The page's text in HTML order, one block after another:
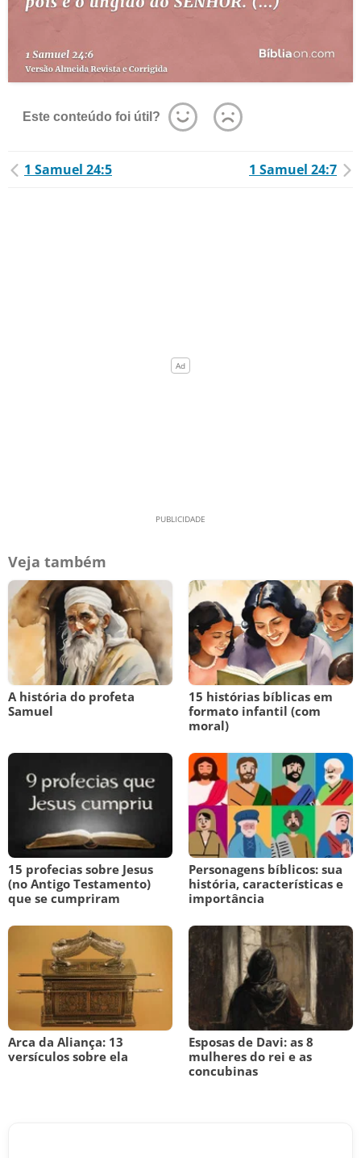
Este conteúdo foi útil?
1 Samuel 24:5 1 Samuel 24:7
Veja também
A história do profeta
Samuel
15 histórias bíblicas em
formato infantil (com
moral)
15 profecias sobre Jesus
(no Antigo Testamento)
que se cumpriram
Personagens bíblicos: sua
história, características e
importância
Arca da Aliança: 13
versículos sobre ela
Esposas de Davi: as 8
mulheres do rei e as
concubinas